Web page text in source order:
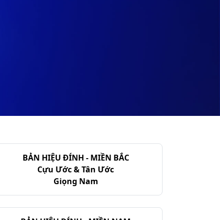
BẢN HIỆU ĐÍNH - MIỀN BẮC
Cựu Ước & Tân Ước
Giọng Nam